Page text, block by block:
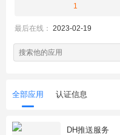
1
最后在线： 2023-02-19
全部应用 认证信息
DH推送服务